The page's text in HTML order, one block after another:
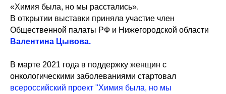
«Химия была, но мы расстались».
В открытии выставки приняла участие член
Общественной палаты РФ и Нижегородской области
Валентина Цывова.
В марте 2021 года в поддержку женщин с
онкологическими заболеваниями стартовал
всероссийский проект "Химия была, но мы